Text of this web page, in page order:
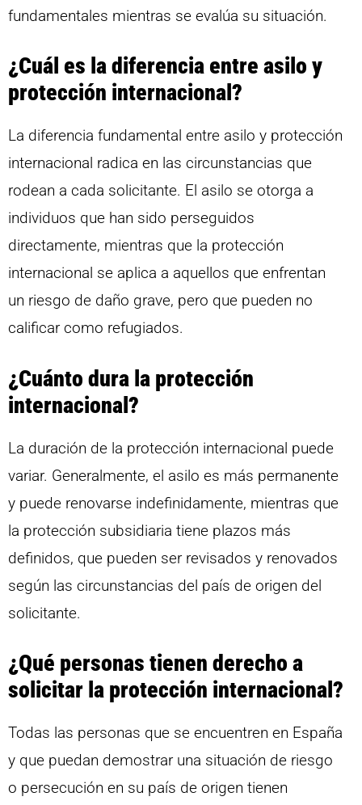
fundamentales mientras se evalúa su situación.
¿Cuál es la diferencia entre asilo y
protección internacional?
La diferencia fundamental entre asilo y protección
internacional radica en las circunstancias que
rodean a cada solicitante. El asilo se otorga a
individuos que han sido perseguidos
directamente, mientras que la protección
internacional se aplica a aquellos que enfrentan
un riesgo de daño grave, pero que pueden no
calificar como refugiados.
¿Cuánto dura la protección
internacional?
La duración de la protección internacional puede
variar. Generalmente, el asilo es más permanente
y puede renovarse indefinidamente, mientras que
la protección subsidiaria tiene plazos más
definidos, que pueden ser revisados y renovados
según las circunstancias del país de origen del
solicitante.
¿Qué personas tienen derecho a
solicitar la protección internacional?
Todas las personas que se encuentren en España
y que puedan demostrar una situación de riesgo
o persecución en su país de origen tienen